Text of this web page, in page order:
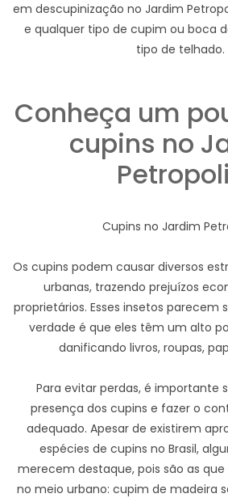
em descupinização no Jardim
e qualquer tipo de cupim ou boca
tipo de telhado.
Conheça um
cupins no
Cupins no Jardim
Os cupins podem causar diversos
urbanas, trazendo prejuízos
proprietários. Esses insetos parecem
verdade é que eles têm um alto
danificando livros, roupas,
Para evitar perdas, é importante
presença dos cupins e fazer o
adequado. Apesar de existirem
espécies de cupins no Brasil,
merecem destaque, pois são as
no meio urbano: cupim de madeira